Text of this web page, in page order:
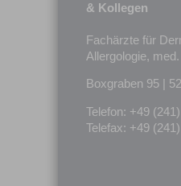
& Kollegen
Fachärzte für
Allergologie,
Boxgraben 95 |
Telefon: +49
Telefax: +49